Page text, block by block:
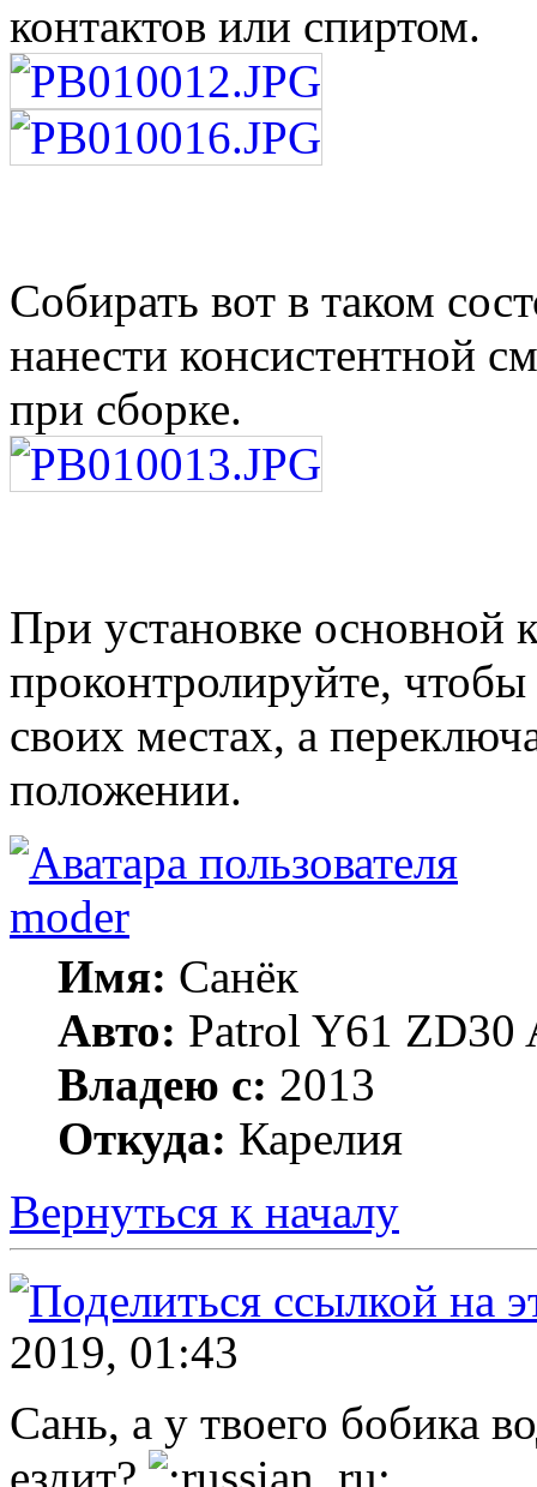
контактов или спиртом.
Собирать вот в таком
нанести консистентной
при сборке.
При установке основной
проконтролируйте,
своих местах, а
положении.
moder
Имя: Санёк
Авто: Patrol Y61 ZD30
Владею с: 2013
Откуда: Карелия
Вернуться к началу
2019, 01:43
Сань, а у твоего бобика
ездит?